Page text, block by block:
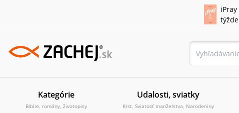
Kategórie
Biblie, romány, životopisy
Udalosti, sviatky
Krst, Sviatosť manželstva, Narodeniny